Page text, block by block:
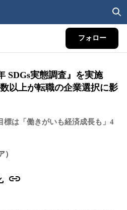
フォロー
SDGs実態調査』を実施
以上が転職の企業選択に影
標は「働きがいも経済成長も」4
）